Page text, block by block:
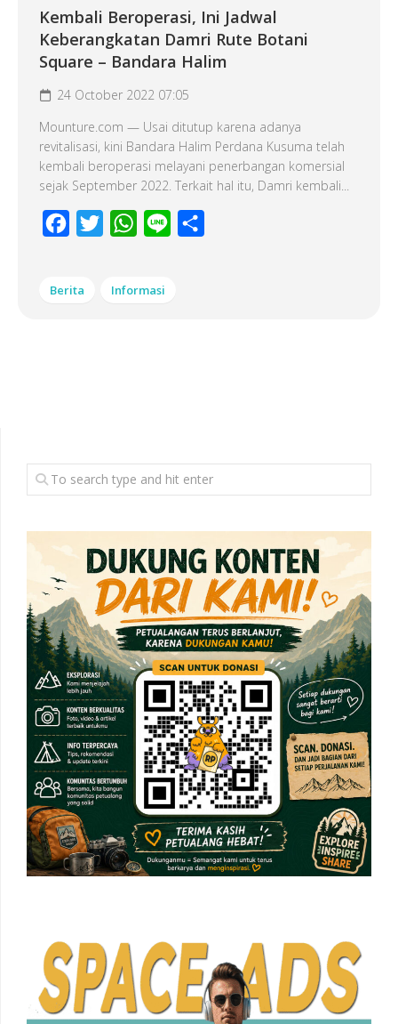
Kembali Beroperasi, Ini Jadwal
Keberangkatan Damri Rute Botani
Square – Bandara Halim
24 October 2022 07:05
Mounture.com — Usai ditutup karena adanya
revitalisasi, kini Bandara Halim Perdana Kusuma telah
kembali beroperasi melayani penerbangan komersial
sejak September 2022. Terkait hal itu, Damri kembali...
Facebook
Twitter WhatsApp
Line
Berita Informasi